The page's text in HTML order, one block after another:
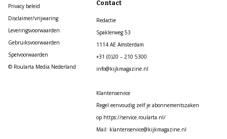
Privacy beleid
Disclaimer/vrijwaring
Leveringsvoorwaarden
Gebruiksvoorwaarden
Spelvoorwaarden
© Roularta Media Nederland
Contact
Redactie
Spaklerweg 53
1114 AE Amsterdam
+31 (0)20 – 210 5300
info@kijkmagazine.nl
Klantenservice
Regel eenvoudig zelf je abonnementszaken
op https://service.roularta.nl/
Mail: klantenservice@kijkmagazine.nl